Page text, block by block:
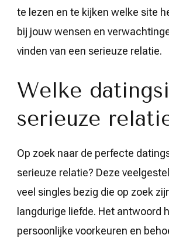
te lezen en te kijken welke site
bij jouw wensen en
vinden van een serieuze relatie.
Welke
serieuze
Op zoek naar de perfecte
serieuze relatie? Deze
veel singles bezig die op zoek
langdurige liefde. Het antwoord
persoonlijke voorkeuren en